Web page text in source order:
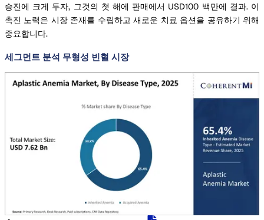
승진에 크게 투자, 그것의 첫 해에 판매에서 USD100 백만에 결과. 이
촉진 노력은 시장 존재를 수립하고 새로운 치료 옵션을 공유하기 위해
중요합니다.
세그먼트 분석 무형성 빈혈 시장